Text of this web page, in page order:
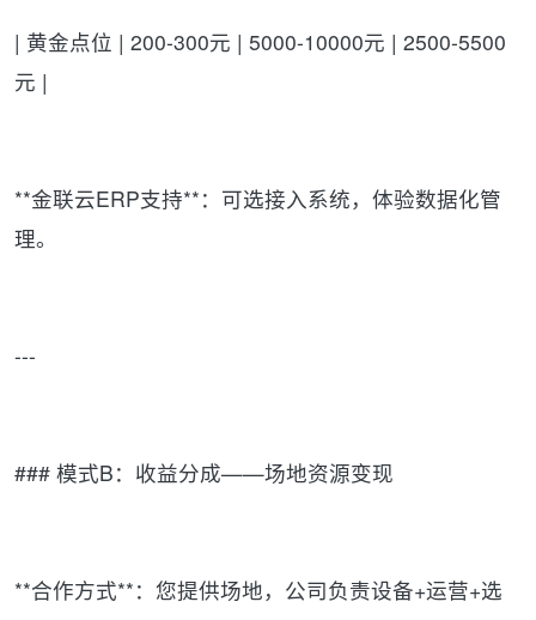
| 黄金点位 | 200-300元 | 5000-10000元 | 2500-5500
元 |
**金联云ERP支持**：可选接入系统，体验数据化管
理。
---
### 模式B：收益分成——场地资源变现
**合作方式**：您提供场地，公司负责设备+运营+选